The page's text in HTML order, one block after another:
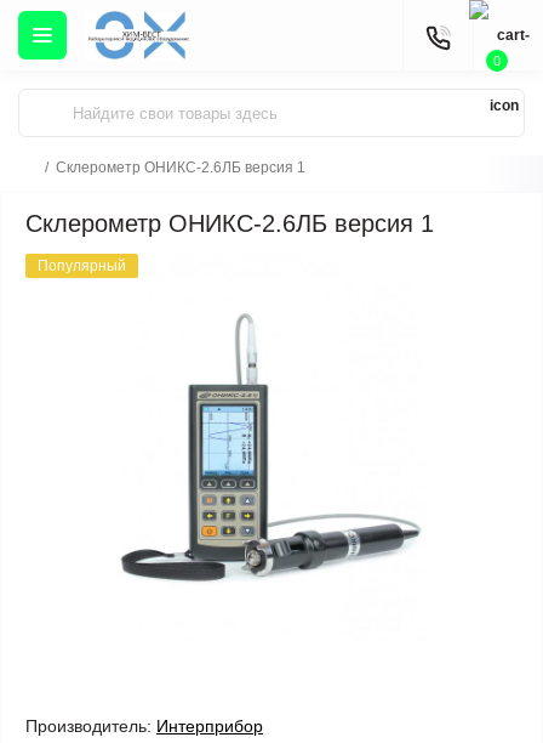
0
Склерометр ОНИКС-2.6ЛБ версия 1
Склерометр ОНИКС-2.6ЛБ версия 1
Популярный
Производитель: Интерприбор